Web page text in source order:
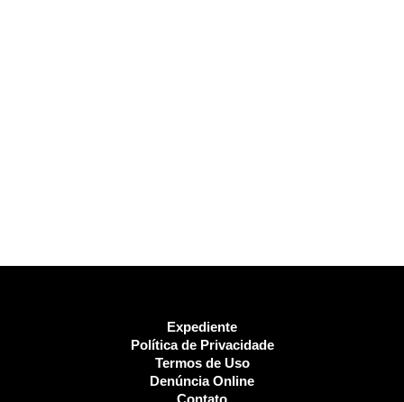
Expediente
Política de Privacidade
Termos de Uso
Denúncia Online
Contato